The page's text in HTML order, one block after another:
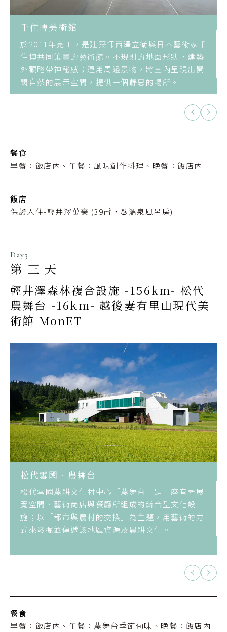
千住博美術館
於2011年完工，是建築師西澤立衛與日本藝術家千
住博共同策畫的藝術館。不規則的地面形狀，建築
外觀略帶神秘感；運用周邊景物，將室內呈現出開
闊自然的展示空間，提供一個靜思的場所。
餐食
早餐：飯店內、午餐：風味創作料理、晚餐：飯店內
飯店
保證入住-輕井澤萬豪 (39㎡，♨️溫泉風呂房)
Day3.
第三天
輕井澤森林複合設施 -156km- 松代
農舞台 -16km- 越後妻有里山現代美
術館 MonET
松代雪國．農舞台
松代雪國農耕文化村中心「農舞台」是一座有著展
覽空間、藝術商店與餐廳所組成的綜合型文化設
施；以「都市與農村的交換」為主題，用藝術的方
式來發掘並傳遞該地區資源及農耕文化。
餐食
早餐：飯店內、午餐：農舞台季節旬味、晚餐：飯店內